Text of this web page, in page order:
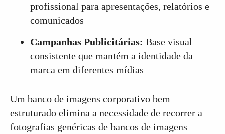
profissional para apresentações, relatórios e
comunicados
Campanhas Publicitárias: Base visual
consistente que mantém a identidade da
marca em diferentes mídias
Um banco de imagens corporativo bem
estruturado elimina a necessidade de recorrer a
fotografias genéricas de bancos de imagens